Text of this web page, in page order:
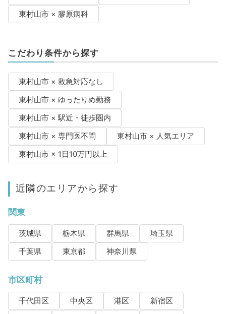
東村山市 × 膠原病科
こだわり条件から探す
東村山市 × 救急対応なし
東村山市 × ゆったりめ勤務
東村山市 × 駅近・徒歩圏内
東村山市 × 専門医不問
東村山市 × 人気エリア
東村山市 × 1日10万円以上
近隣のエリアから探す
関東
茨城県 栃木県 群馬県
埼玉県
千葉県
東京都 神奈川県
市区町村
千代田区 中央区 港区
新宿区